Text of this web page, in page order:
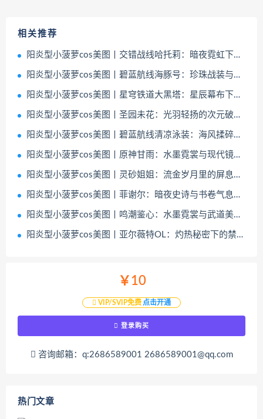
相关推荐
阳炎型小菠萝cos美图丨交错战线哈托莉：暗夜霓虹下的幻影美学
阳炎型小菠萝cos美图丨碧蓝航线海豚号：珍珠战装与潮汐光晕的次元交响
阳炎型小菠萝cos美图丨星穹铁道大黑塔：星辰幕布下的优雅暗涌
阳炎型小菠萝cos美图丨圣园未花：光羽轻扬的次元破壁时刻
阳炎型小菠萝cos美图丨碧蓝航线清凉泳装：海风揉碎的盛夏特写
阳炎型小菠萝cos美图丨原神甘雨：水墨霓裳与现代镜界的次元对话
阳炎型小菠萝cos美图丨灵砂姐姐：流金岁月里的屏息画卷
阳炎型小菠萝cos美图丨菲谢尔：暗夜史诗与书卷气息的魔幻剧场
阳炎型小菠萝cos美图丨鸣潮鉴心：水墨霓裳与武道美学的破界之舞
阳炎型小菠萝cos美图丨亚尔薇特OL：灼热秘密下的禁欲美学
￥10
VIP/SVIP免费 点击开通
登录购买
咨询邮箱：q:2686589001 2686589001@qq.com
热门文章